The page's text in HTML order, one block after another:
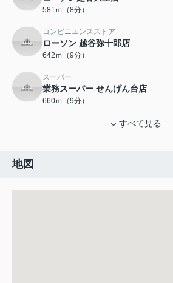
581ｍ（8分）
コンビニエンスストア
ローソン 越谷弥十郎店
642ｍ（9分）
スーパー
業務スーパー せんげん台店
660ｍ（9分）
すべて見る
地図